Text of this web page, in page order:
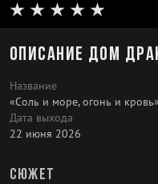
Описание Дом
Название
«Соль и море, огонь и
Дата выхода
22 июня 2026
Сюжет